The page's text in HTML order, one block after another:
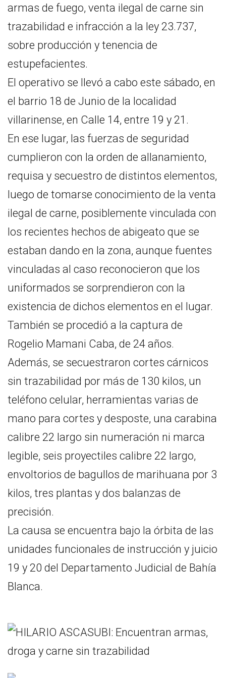
armas de fuego, venta ilegal de carne sin
trazabilidad e infracción a la ley 23.737,
sobre producción y tenencia de
estupefacientes.
El operativo se llevó a cabo este sábado, en
el barrio 18 de Junio de la localidad
villarinense, en Calle 14, entre 19 y 21.
En ese lugar, las fuerzas de seguridad
cumplieron con la orden de allanamiento,
requisa y secuestro de distintos elementos,
luego de tomarse conocimiento de la venta
ilegal de carne, posiblemente vinculada con
los recientes hechos de abigeato que se
estaban dando en la zona, aunque fuentes
vinculadas al caso reconocieron que los
uniformados se sorprendieron con la
existencia de dichos elementos en el lugar.
También se procedió a la captura de
Rogelio Mamani Caba, de 24 años.
Además, se secuestraron cortes cárnicos
sin trazabilidad por más de 130 kilos, un
teléfono celular, herramientas varias de
mano para cortes y desposte, una carabina
calibre 22 largo sin numeración ni marca
legible, seis proyectiles calibre 22 largo,
envoltorios de bagullos de marihuana por 3
kilos, tres plantas y dos balanzas de
precisión.
La causa se encuentra bajo la órbita de las
unidades funcionales de instrucción y juicio
19 y 20 del Departamento Judicial de Bahía
Blanca.